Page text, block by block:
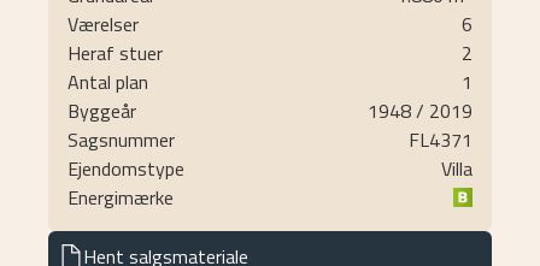
Villaen er opført i 1948 og senere tilbygget i 2019
med en gennemtænkt og æstetisk pæn løsning, som
giver huset et ensartet udtryk. Huset fik i 2019
skiftet tag, da tilbygningen blev bygget og der er
også etableret solceller. Huset rummer 202 kvm. bolig
med 75 kvm. funktionel underetage og ikke mindst 67
kvm. isoleret garage med dobbeltdøre, eludtag til 2
biler samt med 2 rum til fx. værksted/opbevaring. Der
er ligeledes indlagt vand og afløb i garagen.
Værelser
6
Heraf stuer
2
Antal plan
1
Byggeår
1948/ 2019
Sagsnummer
FL4371
Ejendomstype
Villa
Energimærke
Hent salgsmateriale